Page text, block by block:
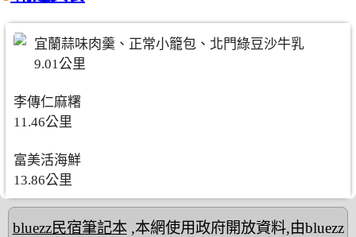
宜蘭蒜味肉羹、正常小籠包、北門綠豆沙牛乳
9.01公里
李傳仁麻糬
11.46公里
富美活海鮮
13.86公里
bluezz民宿筆記本,本網使用政府開放資料,由bluezz